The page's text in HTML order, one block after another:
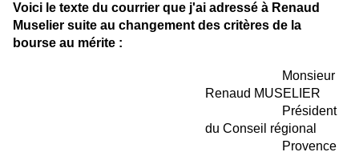
Voici le texte du courrier que j'ai adressé à Renaud
Muselier suite au changement des critères de la
bourse au mérite :
Monsieur
Renaud MUSELIER
Président
du Conseil régional
Provence